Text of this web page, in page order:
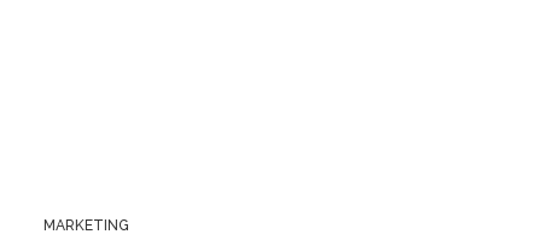
MARKETING